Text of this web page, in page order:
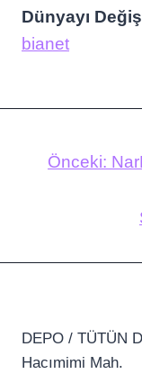
Dünyayı
bianet
Önceki:
DEPO / TÜTÜN
Hacımimi Mah.